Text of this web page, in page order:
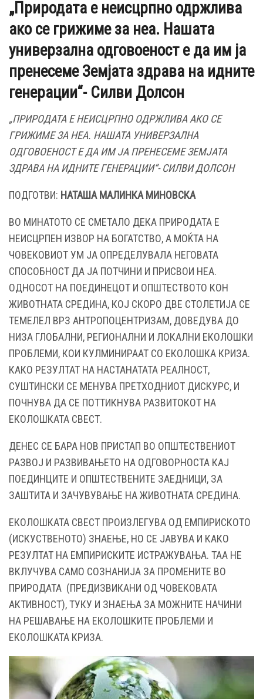
„Природата е неисцрпно одржлива
ако се грижиме за неа. Нашата
универзална одговоеност е да им ја
пренесеме Земјата здрава на идните
генерации“- Силви Долсон
„ПРИРОДАТА Е НЕИСЦРПНО ОДРЖЛИВА АКО СЕ
ГРИЖИМЕ ЗА НЕА. НАШАТА УНИВЕРЗАЛНА
ОДГОВОЕНОСТ Е ДА ИМ ЈА ПРЕНЕСЕМЕ ЗЕМЈАТА
ЗДРАВА НА ИДНИТЕ ГЕНЕРАЦИИ“- СИЛВИ ДОЛСОН
ПОДГОТВИ: НАТАША МАЛИНКА МИНОВСКА
ВО МИНАТОТО СЕ СМЕТАЛО ДЕКА ПРИРОДАТА Е
НЕИСЦРПЕН ИЗВОР НА БОГАТСТВО, А МОЌТА НА
ЧОВЕКОВИОТ УМ ЈА ОПРЕДЕЛУВАЛА НЕГОВАТА
СПОСОБНОСТ ДА ЈА ПОТЧИНИ И ПРИСВОИ НЕА.
ОДНОСОТ НА ПОЕДИНЕЦОТ И ОПШТЕСТВОТО КОН
ЖИВОТНАТА СРЕДИНА, КОЈ СКОРО ДВЕ СТОЛЕТИЈА СЕ
ТЕМЕЛЕЛ ВРЗ АНТРОПОЦЕНТРИЗАМ, ДОВЕДУВА ДО
НИЗА ГЛОБАЛНИ, РЕГИОНАЛНИ И ЛОКАЛНИ ЕКОЛОШКИ
ПРОБЛЕМИ, КОИ КУЛМИНИРААТ СО ЕКОЛОШКА КРИЗА.
КАКО РЕЗУЛТАТ НА НАСТАНАТАТА РЕАЛНОСТ,
СУШТИНСКИ СЕ МЕНУВА ПРЕТХОДНИОТ ДИСКУРС, И
ПОЧНУВА ДА СЕ ПОТТИКНУВА РАЗВИТОКОТ НА
ЕКОЛОШКАТА СВЕСТ.
ДЕНЕС СЕ БАРА НОВ ПРИСТАП ВО ОПШТЕСТВЕНИОТ
РАЗВОЈ И РАЗВИВАЊЕТО НА ОДГОВОРНОСТА КАЈ
ПОЕДИНЦИТЕ И ОПШТЕСТВЕНИТЕ ЗАЕДНИЦИ, ЗА
ЗАШТИТА И ЗАЧУВУВАЊЕ НА ЖИВОТНАТА СРЕДИНА.
ЕКОЛОШКАТА СВЕСТ ПРОИЗЛЕГУВА ОД ЕМПИРИСКОТО
(ИСКУСТВЕНОТО) ЗНАЕЊЕ, НО СЕ ЈАВУВА И КАКО
РЕЗУЛТАТ НА ЕМПИРИСКИТЕ ИСТРАЖУВАЊА. ТАА НЕ
ВКЛУЧУВА САМО СОЗНАНИЈА ЗА ПРОМЕНИТЕ ВО
ПРИРОДАТА (ПРЕДИЗВИКАНИ ОД ЧОВЕКОВАТА
АКТИВНОСТ), ТУКУ И ЗНАЕЊА ЗА МОЖНИТЕ НАЧИНИ
НА РЕШАВАЊЕ НА ЕКОЛОШКИТЕ ПРОБЛЕМИ И
ЕКОЛОШКАТА КРИЗА.